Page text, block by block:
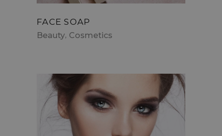
FACE SOAP
Beauty Cosmetics